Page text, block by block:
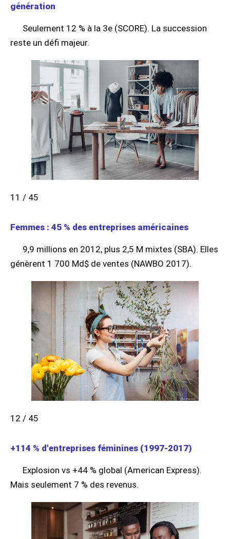
génération
Seulement 12 % à la 3e (SCORE). La succession
reste un défi majeur.
11 / 45
Femmes : 45 % des entreprises américaines
9,9 millions en 2012, plus 2,5 M mixtes (SBA). Elles
génèrent 1 700 Md$ de ventes (NAWBO 2017).
12 / 45
+114 % d'entreprises féminines (1997-2017)
Explosion vs +44 % global (American Express).
Mais seulement 7 % des revenus.